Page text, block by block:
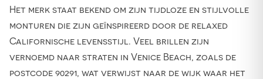
Het merk staat bekend om zijn tijdloze en stijlvolle
monturen die zijn geïnspireerd door de relaxed
Californische levensstijl. Veel brillen zijn
vernoemd naar straten in Venice Beach, zoals de
postcode 90291, wat verwijst naar de wijk waar het